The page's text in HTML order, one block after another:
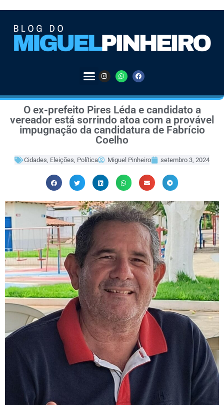
O ex-prefeito Pires Léda e candidato a
vereador está sorrindo atoa com a provável
impugnação da candidatura de Fabrício
Coelho
Cidades, Eleições, Política Miguel Pinheiro setembro 3, 2024